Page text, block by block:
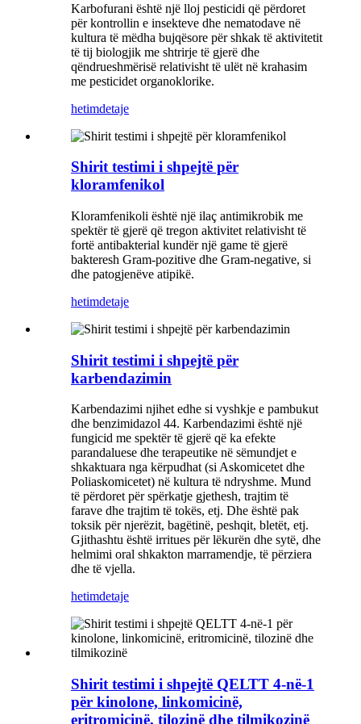
Karbofurani është një lloj pesticidi që përdoret
për kontrollin e insekteve dhe nematodave në
kultura të mëdha bujqësore për shkak të aktivitetit
të tij biologjik me shtrirje të gjerë dhe
qëndrueshmërisë relativisht të ulët në krahasim
me pesticidet organoklorike.
hetimdetaje
Shirit testimi i shpejtë për
kloramfenikol
Kloramfenikoli është një ilaç antimikrobik me
spektër të gjerë që tregon aktivitet relativisht të
fortë antibakterial kundër një game të gjerë
bakteresh Gram-pozitive dhe Gram-negative, si
dhe patogjenëve atipikë.
hetimdetaje
Shirit testimi i shpejtë për
karbendazimin
Karbendazimi njihet edhe si vyshkje e pambukut
dhe benzimidazol 44. Karbendazimi është një
fungicid me spektër të gjerë që ka efekte
parandaluese dhe terapeutike në sëmundjet e
shkaktuara nga kërpudhat (si Askomicetet dhe
Poliaskomicetet) në kultura të ndryshme. Mund
të përdoret për spërkatje gjethesh, trajtim të
farave dhe trajtim të tokës, etj. Dhe është pak
toksik për njerëzit, bagëtinë, peshqit, bletët, etj.
Gjithashtu është irritues për lëkurën dhe sytë, dhe
helmimi oral shkakton marramendje, të përziera
dhe të vjella.
hetimdetaje
Shirit testimi i shpejtë QELTT 4-në-1
për kinolone, linkomicinë,
eritromicinë, tilozinë dhe tilmikozinë